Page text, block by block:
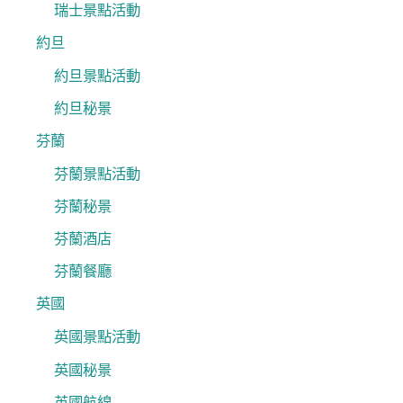
瑞士景點活動
約旦
約旦景點活動
約旦秘景
芬蘭
芬蘭景點活動
芬蘭秘景
芬蘭酒店
芬蘭餐廳
英國
英國景點活動
英國秘景